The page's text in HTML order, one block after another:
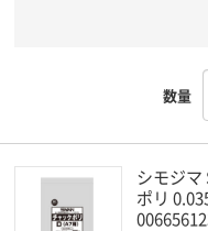
数量
シモジマ
ポリ